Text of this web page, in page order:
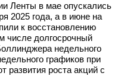
Ленты в мае опускались
2025 года, а в июне на
к восстановлению
числе долгосрочный
недельного
графиков при
развития роста акций с